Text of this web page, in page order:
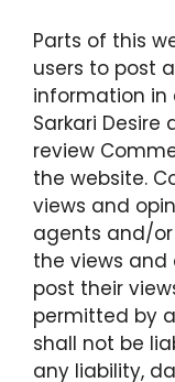
Parts of this
users to post
information in
Sarkari Desire
review
the website.
views and
agents and/
the views and
post their
permitted by
shall not be
any liability,